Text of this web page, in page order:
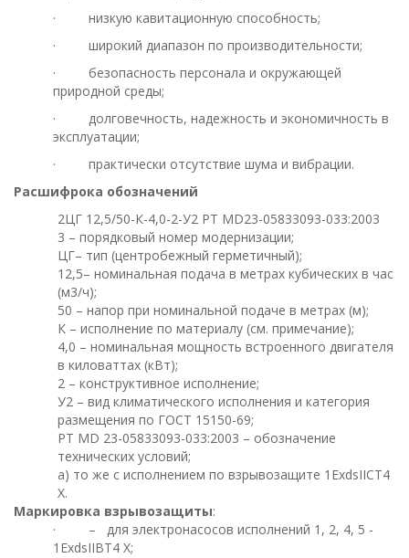
· низкую кавитационную способность;
· широкий диапазон по производительности;
· безопасность персонала и окружающей
природной среды;
· долговечность, надежность и экономичность в
эксплуатации;
· практически отсутствие шума и вибрации.
Расшифрока обозначений
2ЦГ 12,5/50-К-4,0-2-У2 РТ МD23-05833093-033:2003
3 – порядковый номер модернизации;
ЦГ– тип (центробежный герметичный);
12,5– номинальная подача в метрах кубических в час
(м3/ч);
50 – напор при номинальной подаче в метрах (м);
К – исполнение по материалу (см. примечание);
4,0 – номинальная мощность встроенного двигателя
в киловаттах (кВт);
2 – конструктивное исполнение;
У2 – вид климатического исполнения и категория
размещения по ГОСТ 15150-69;
РТ МD 23-05833093-033:2003 – обозначение
технических условий;
a) то же с исполнением по взрывозащите 1ЕхdsIIСТ4
Х.
Маркировка взрывозащиты:
· – для электронасосов исполнений 1, 2, 4, 5 -
1ЕхdsIIВТ4 Х;